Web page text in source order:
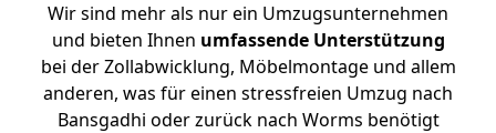
Wir sind mehr als nur ein Umzugsunternehmen
und bieten Ihnen umfassende Unterstützung
bei der Zollabwicklung, Möbelmontage und allem
anderen, was für einen stressfreien Umzug nach
Bansgadhi oder zurück nach Worms benötigt